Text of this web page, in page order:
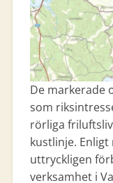
De markerade
som
rörliga
kustlinje. Enligt
uttryckligen
verksamhet i